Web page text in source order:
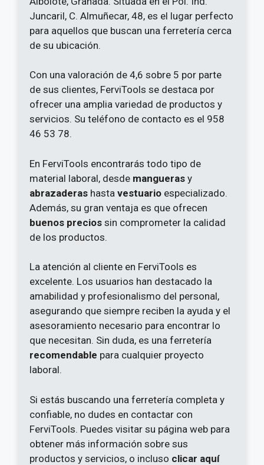
Juncaril, C. Almuñecar, 48, es el lugar perfecto
para aquellos que buscan una ferretería cerca
de su ubicación.
Con una valoración de 4,6 sobre 5 por parte
de sus clientes, FerviTools se destaca por
ofrecer una amplia variedad de productos y
servicios. Su teléfono de contacto es el 958
46 53 78.
En FerviTools encontrarás todo tipo de
material laboral, desde mangueras y
abrazaderas hasta vestuario especializado.
Además, su gran ventaja es que ofrecen
buenos precios sin comprometer la calidad
de los productos.
La atención al cliente en FerviTools es
excelente. Los usuarios han destacado la
amabilidad y profesionalismo del personal,
asegurando que siempre reciben la ayuda y el
asesoramiento necesario para encontrar lo
que necesitan. Sin duda, es una ferretería
recomendable para cualquier proyecto
laboral.
Si estás buscando una ferretería completa y
confiable, no dudes en contactar con
FerviTools. Puedes visitar su página web para
obtener más información sobre sus
productos y servicios, o incluso clicar aquí